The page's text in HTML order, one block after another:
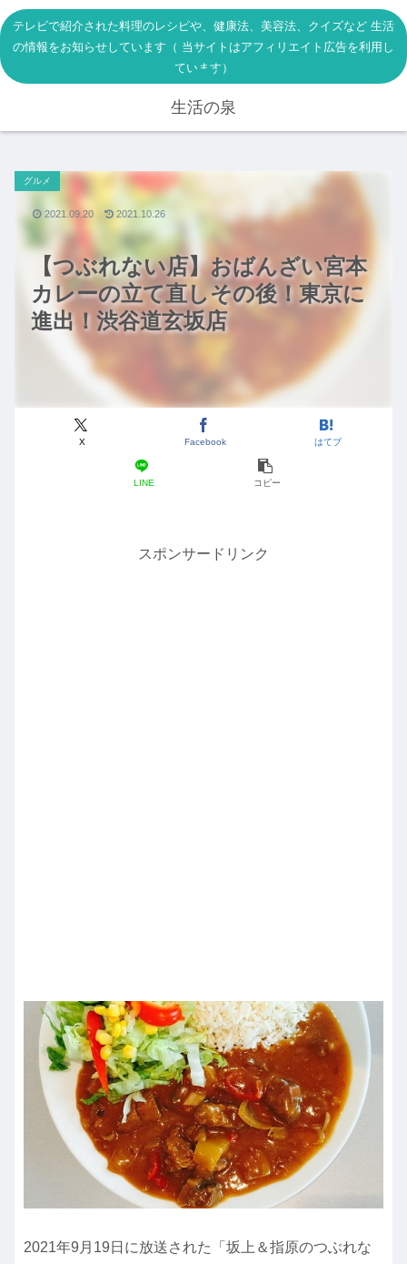
テレビで紹介された料理のレシピや、健康法、美容法、クイズなど 生活
の情報をお知らせしています（ 当サイトはアフィリエイト広告を利用し
ています）
生活の泉
【つぶれない店】おばんざい宮本
カレーの立て直しその後！東京に
進出！渋谷道玄坂店
グルメ
X Facebook はてブ
LINE コピー
2021.09.20 2021.10.26
スポンサードリンク
2021年9月19日に放送された「坂上＆指原のつぶれな